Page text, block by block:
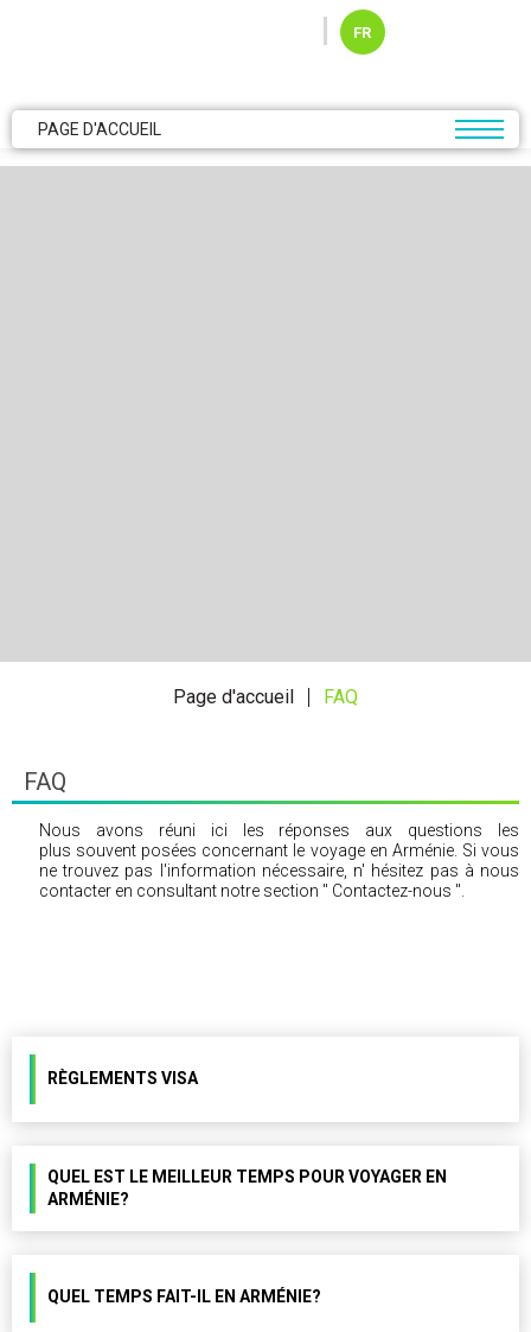
FR
PAGE D'ACCUEIL
Page d'accueil FAQ
FAQ
Nous avons réuni ici les réponses aux questions les
plus souvent posées concernant le voyage en Arménie. Si vous
ne trouvez pas l'information nécessaire, n' hésitez pas à nous
contacter en consultant notre section " Contactez-nous ".
RÈGLEMENTS VISA
QUEL EST LE MEILLEUR TEMPS POUR VOYAGER EN
ARMÉNIE?
QUEL TEMPS FAIT-IL EN ARMÉNIE?